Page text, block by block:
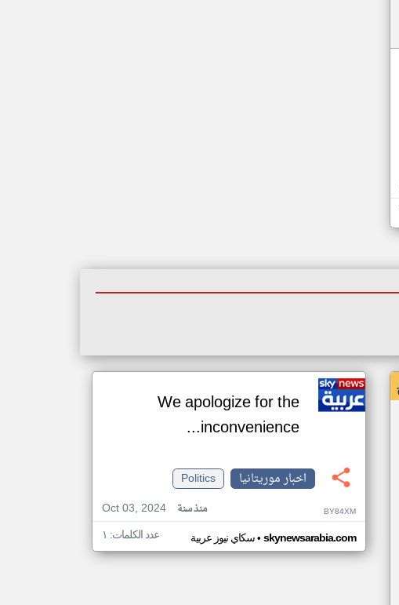
We apologize for the
inconvenience...
اخبار موريتانيا
Politics
Oct 03, 2024
منذ سنة BY84XM
سكاي نيوز عربية• skynewsarabia.com عدد الكلمات: ١